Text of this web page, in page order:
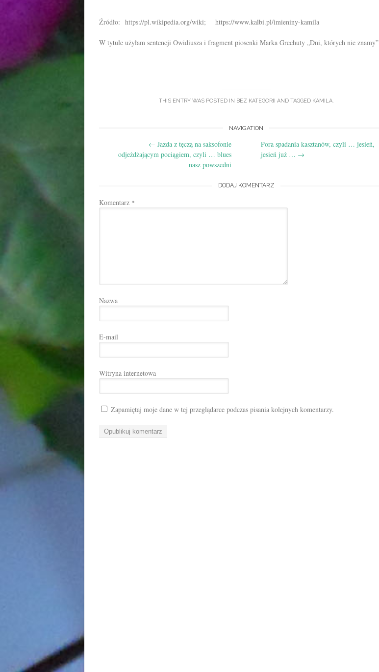
Źródło: https://pl.wikipedia.org/wiki; https://www.kalbi.pl/imieniny-kamila
W tytule użyłam sentencji Owidiusza i fragment piosenki Marka Grechuty „Dni, których nie znamy”
THIS ENTRY WAS POSTED IN BEZ KATEGORII AND TAGGED KAMILA.
navigation
NAVIGATION
← Jazda z tęczą na saksofonie
odjeżdżającym pociągiem, czyli … blues
nasz powszedni
Pora spadania kasztanów, czyli … jesień,
jesień już … →
DODAJ KOMENTARZ
Komentarz *
Nazwa
E-mail
Witryna internetowa
Zapamiętaj moje dane w tej przeglądarce podczas pisania kolejnych komentarzy.